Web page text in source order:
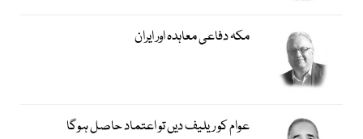
مکہ دفاعی معاہدہ اور ایران
عوام کو ریلیف دیں تو اعتماد حاصل ہوگا